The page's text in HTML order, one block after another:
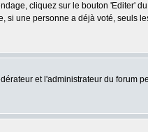
cliquez sur le bouton 'Editer'
une personne a déjà voté, seuls
et l'administrateur du forum